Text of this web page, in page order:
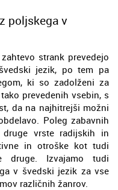
poljskega v
strank prevedejo
jezik, po tem pa
ki so zadolženi za
prevedenih vsebin, s
da na najhitrejši možni
Poleg zabavnih
vrste radijskih in
in otroške kot tudi
druge. Izvajamo tudi
v švedski jezik za vse
različnih žanrov.